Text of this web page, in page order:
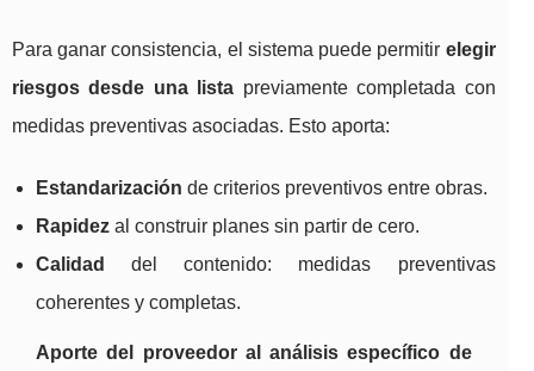
Para ganar consistencia, el sistema puede permitir elegir
riesgos desde una lista previamente completada con
medidas preventivas asociadas. Esto aporta:
Estandarización de criterios preventivos entre obras.
Rapidez al construir planes sin partir de cero.
Calidad
del contenido: medidas preventivas
coherentes y completas.
Aporte del proveedor al análisis específico de